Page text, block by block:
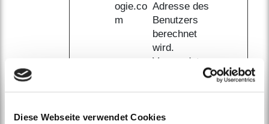
Diese Webseite verwendet Cookies
ogie.co
m
Adresse des
Benutzers
berechnet
wird.
Verwendet,
festzustellen,
Sprache für